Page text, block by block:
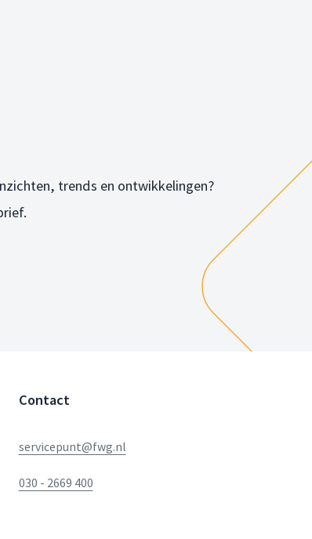
trends en ontwikkelingen?
Contact
servicepunt@fwg.nl
030 - 2669 400